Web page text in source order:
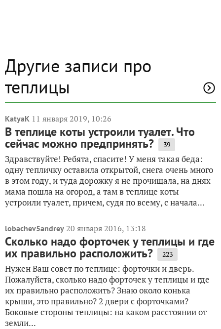
Другие записи про
теплицы
KatyaK 11 января 2019, 10:26
В теплице коты устроили туалет. Что
сейчас можно предпринять? 39
Здравствуйте! Ребята, спасите! У меня такая беда:
одну тепличку оставила открытой, снега очень много
в этом году, и туда дорожку я не прочищала, на днях
мама пошла на огород, а там в теплице коты
устроили туалет, причем, судя по всему, с начала...
lobachev5andrey 20 января 2016, 13:18
Сколько надо форточек у теплицы и где
их правильно расположить? 223
Нужен Ваш совет по теплице: форточки и дверь.
Пожалуйста, сколько надо форточек у теплицы и где
их правильно расположить? Знаю около конька
крыши, это правильно? 2 двери с форточками?
Боковые стороны теплицы: на каком расстоянии от
земли...